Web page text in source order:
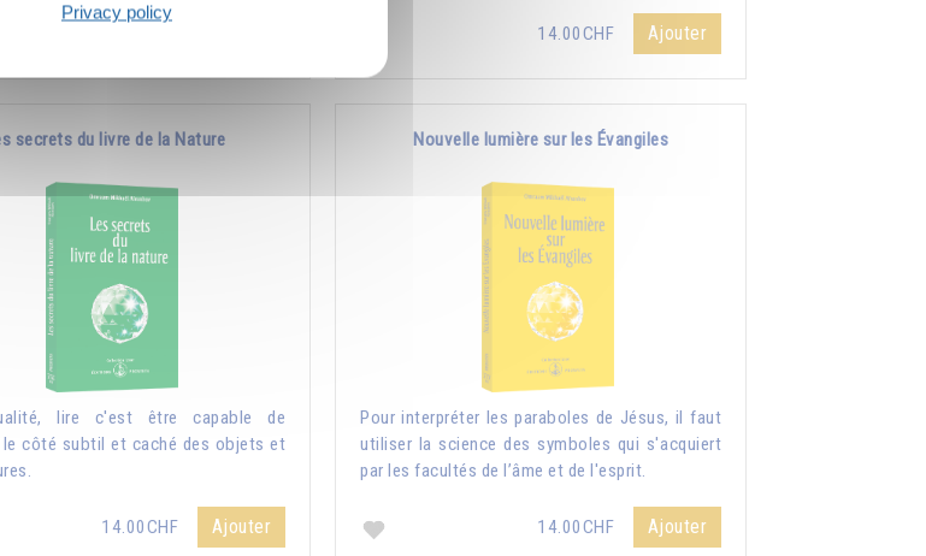
14.00CHF Ajouter
secrets du livre de la Nature
lire c'est être capable de
côté subtil et caché des objets et
14.00CHF Ajouter
Nouvelle lumière sur les Évangiles
Pour interpréter les paraboles de Jésus, il faut
utiliser la science des symboles qui s'acquiert
par les facultés de l’âme et de l'esprit.
14.00CHF Ajouter
Privacy policy